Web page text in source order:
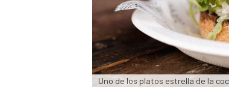
Uno de los platos estrella de la